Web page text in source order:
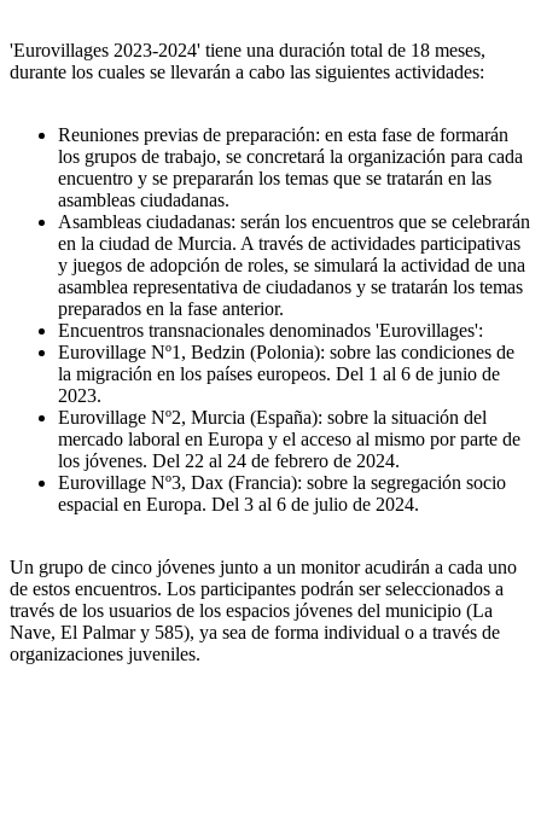
'Eurovillages 2023-2024' tiene una duración total de 18 meses,
durante los cuales se llevarán a cabo las siguientes actividades:
Reuniones previas de preparación: en esta fase de formarán
los grupos de trabajo, se concretará la organización para cada
encuentro y se prepararán los temas que se tratarán en las
asambleas ciudadanas.
Asambleas ciudadanas: serán los encuentros que se celebrarán
en la ciudad de Murcia. A través de actividades participativas
y juegos de adopción de roles, se simulará la actividad de una
asamblea representativa de ciudadanos y se tratarán los temas
preparados en la fase anterior.
Encuentros transnacionales denominados 'Eurovillages':
Eurovillage Nº1, Bedzin (Polonia): sobre las condiciones de
la migración en los países europeos. Del 1 al 6 de junio de
2023.
Eurovillage Nº2, Murcia (España): sobre la situación del
mercado laboral en Europa y el acceso al mismo por parte de
los jóvenes. Del 22 al 24 de febrero de 2024.
Eurovillage Nº3, Dax (Francia): sobre la segregación socio
espacial en Europa. Del 3 al 6 de julio de 2024.
Un grupo de cinco jóvenes junto a un monitor acudirán a cada uno
de estos encuentros. Los participantes podrán ser seleccionados a
través de los usuarios de los espacios jóvenes del municipio (La
Nave, El Palmar y 585), ya sea de forma individual o a través de
organizaciones juveniles.